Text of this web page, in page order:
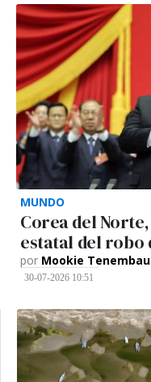
MUNDO
Corea del
estatal del robo
por Mookie
30-07-2026 10:51